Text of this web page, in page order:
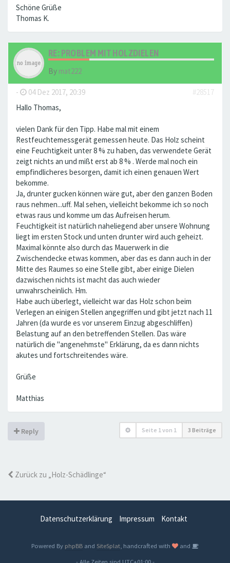
Schöne Grüße
Thomas K.
RE: PROBLEM MIT HOLZDIELEN
By mat222
- 04 Dez 2017, 20:39
#28517
Hallo Thomas,
vielen Dank für den Tipp. Habe mal mit einem
Restfeuchtemessgerät gemessen heute. Das Holz scheint
eine Feuchtigkeit unter 8 % zu haben, das verwendete Gerät
zeigt nichts an und mißt erst ab 8 % . Werde mal noch ein
empfindlicheres besorgen, damit ich einen genauen Wert
bekomme.
Ja, drunter gucken können wäre gut, aber den ganzen Boden
raus nehmen...uff. Mal sehen, vielleicht bekomme ich so noch
etwas raus und komme um das Aufreisen herum.
Feuchtigkeit ist natürlich naheliegend aber unsere Wohnung
liegt im ersten Stock und unten drunter wird auch geheizt.
Maximal könnte also durch das Mauerwerk in die
Zwischendecke etwas kommen, aber das es dann auch in der
Mitte des Raumes so eine Stelle gibt, aber einige Dielen
dazwischen nichts ist macht das auch wieder
unwahrscheinlich. Hm.
Habe auch überlegt, vielleicht war das Holz schon beim
Verlegen an einigen Stellen angegriffen und gibt jetzt nach 11
Jahren (da wurde es vor unserem Einzug abgeschliffen)
Belastung auf an den betreffenden Stellen. Das wäre
natürlich die "angenehmste" Erklärung, da es dann nichts
akutes und fortschreitendes wäre.
Grüße
Matthias
Reply Seite 1von 1 3 Beiträge
Zurück zu „Holz-Schädlinge“
Datenschutzerklärung Impressum Kontakt
Powered By phpBB and SiteSplat, handcrafted with
and